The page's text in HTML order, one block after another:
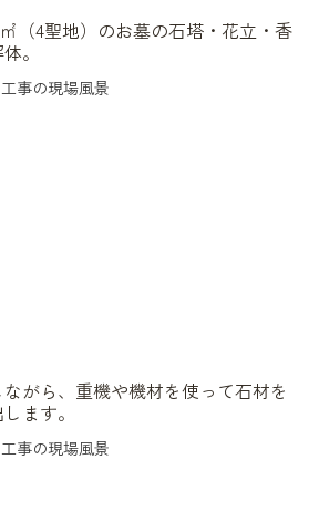
（4聖地）のお墓の石塔・花立・香
。
がら、重機や機材を使って石材を
ます。